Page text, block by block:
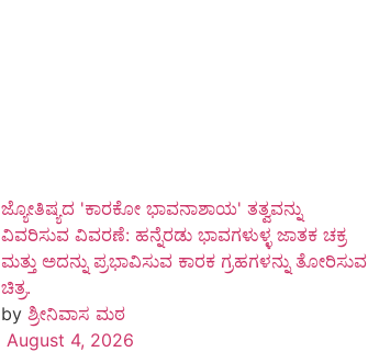
ಜ್ಯೋತಿಷ್ಯದ 'ಕಾರಕೋ ಭಾವನಾಶಾಯ' ತತ್ವವನ್ನು
ವಿವರಿಸುವ ವಿವರಣೆ: ಹನ್ನೆರಡು ಭಾವಗಳುಳ್ಳ ಜಾತಕ ಚಕ್ರ
ಮತ್ತು ಅದನ್ನು ಪ್ರಭಾವಿಸುವ ಕಾರಕ ಗ್ರಹಗಳನ್ನು ತೋರಿಸುವ
ಚಿತ್ರ.
by ಶ್ರೀನಿವಾಸ ಮಠ
August 4, 2026